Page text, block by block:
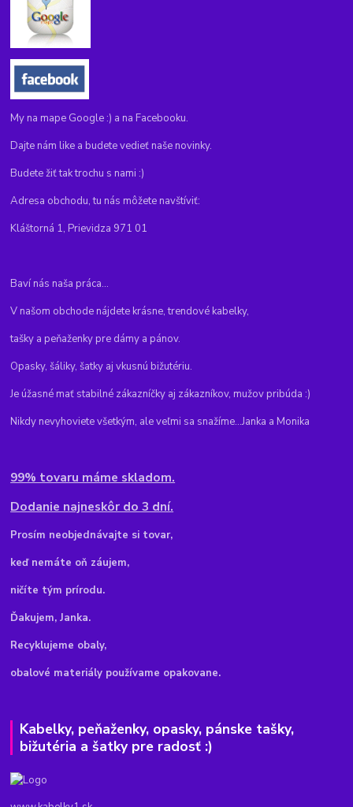
My na mape Google :) a na Facebooku.
Dajte nám like a budete vedieť naše novinky.
Budete žiť tak trochu s nami :)
Adresa obchodu, tu nás môžete navštíviť:
Kláštorná 1, Prievidza 971 01
Baví nás naša práca...
V našom obchode nájdete krásne, trendové kabelky,
tašky a peňaženky pre dámy a pánov.
Opasky, šáliky, šatky aj vkusnú bižutériu.
Je úžasné mať stabilné zákazníčky aj zákazníkov, mužov pribúda :)
Nikdy nevyhoviete všetkým, ale veľmi sa snažíme...Janka a Monika
99% tovaru máme skladom.
Dodanie najneskôr do 3 dní.
Prosím neobjednávajte si tovar,
keď nemáte oň záujem,
ničíte tým prírodu.
Ďakujem, Janka.
Recyklujeme obaly,
obalové materiály používame opakovane.
Kabelky, peňaženky, opasky, pánske tašky,
bižutéria a šatky pre radosť :)